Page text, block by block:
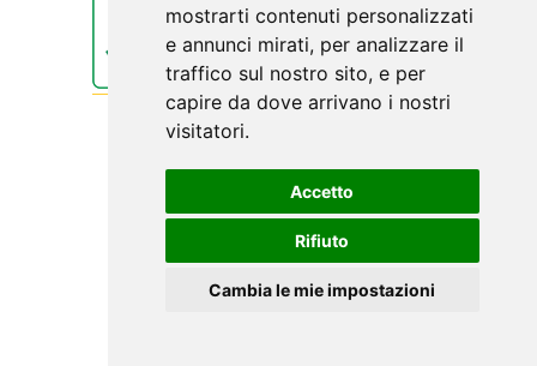
mostrarti contenuti personalizzati
e annunci mirati, per analizzare il
traffico sul nostro sito, e per
capire da dove arrivano i nostri
visitatori.
Accetto
Rifiuto
Cambia le mie impostazioni
Biolis
Viale Regina Margherita, 67
Tel: 090345071